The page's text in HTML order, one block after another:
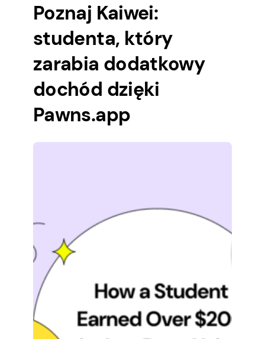
Poznaj Kaiwei:
studenta, który
zarabia dodatkowy
dochód dzięki
Pawns.app